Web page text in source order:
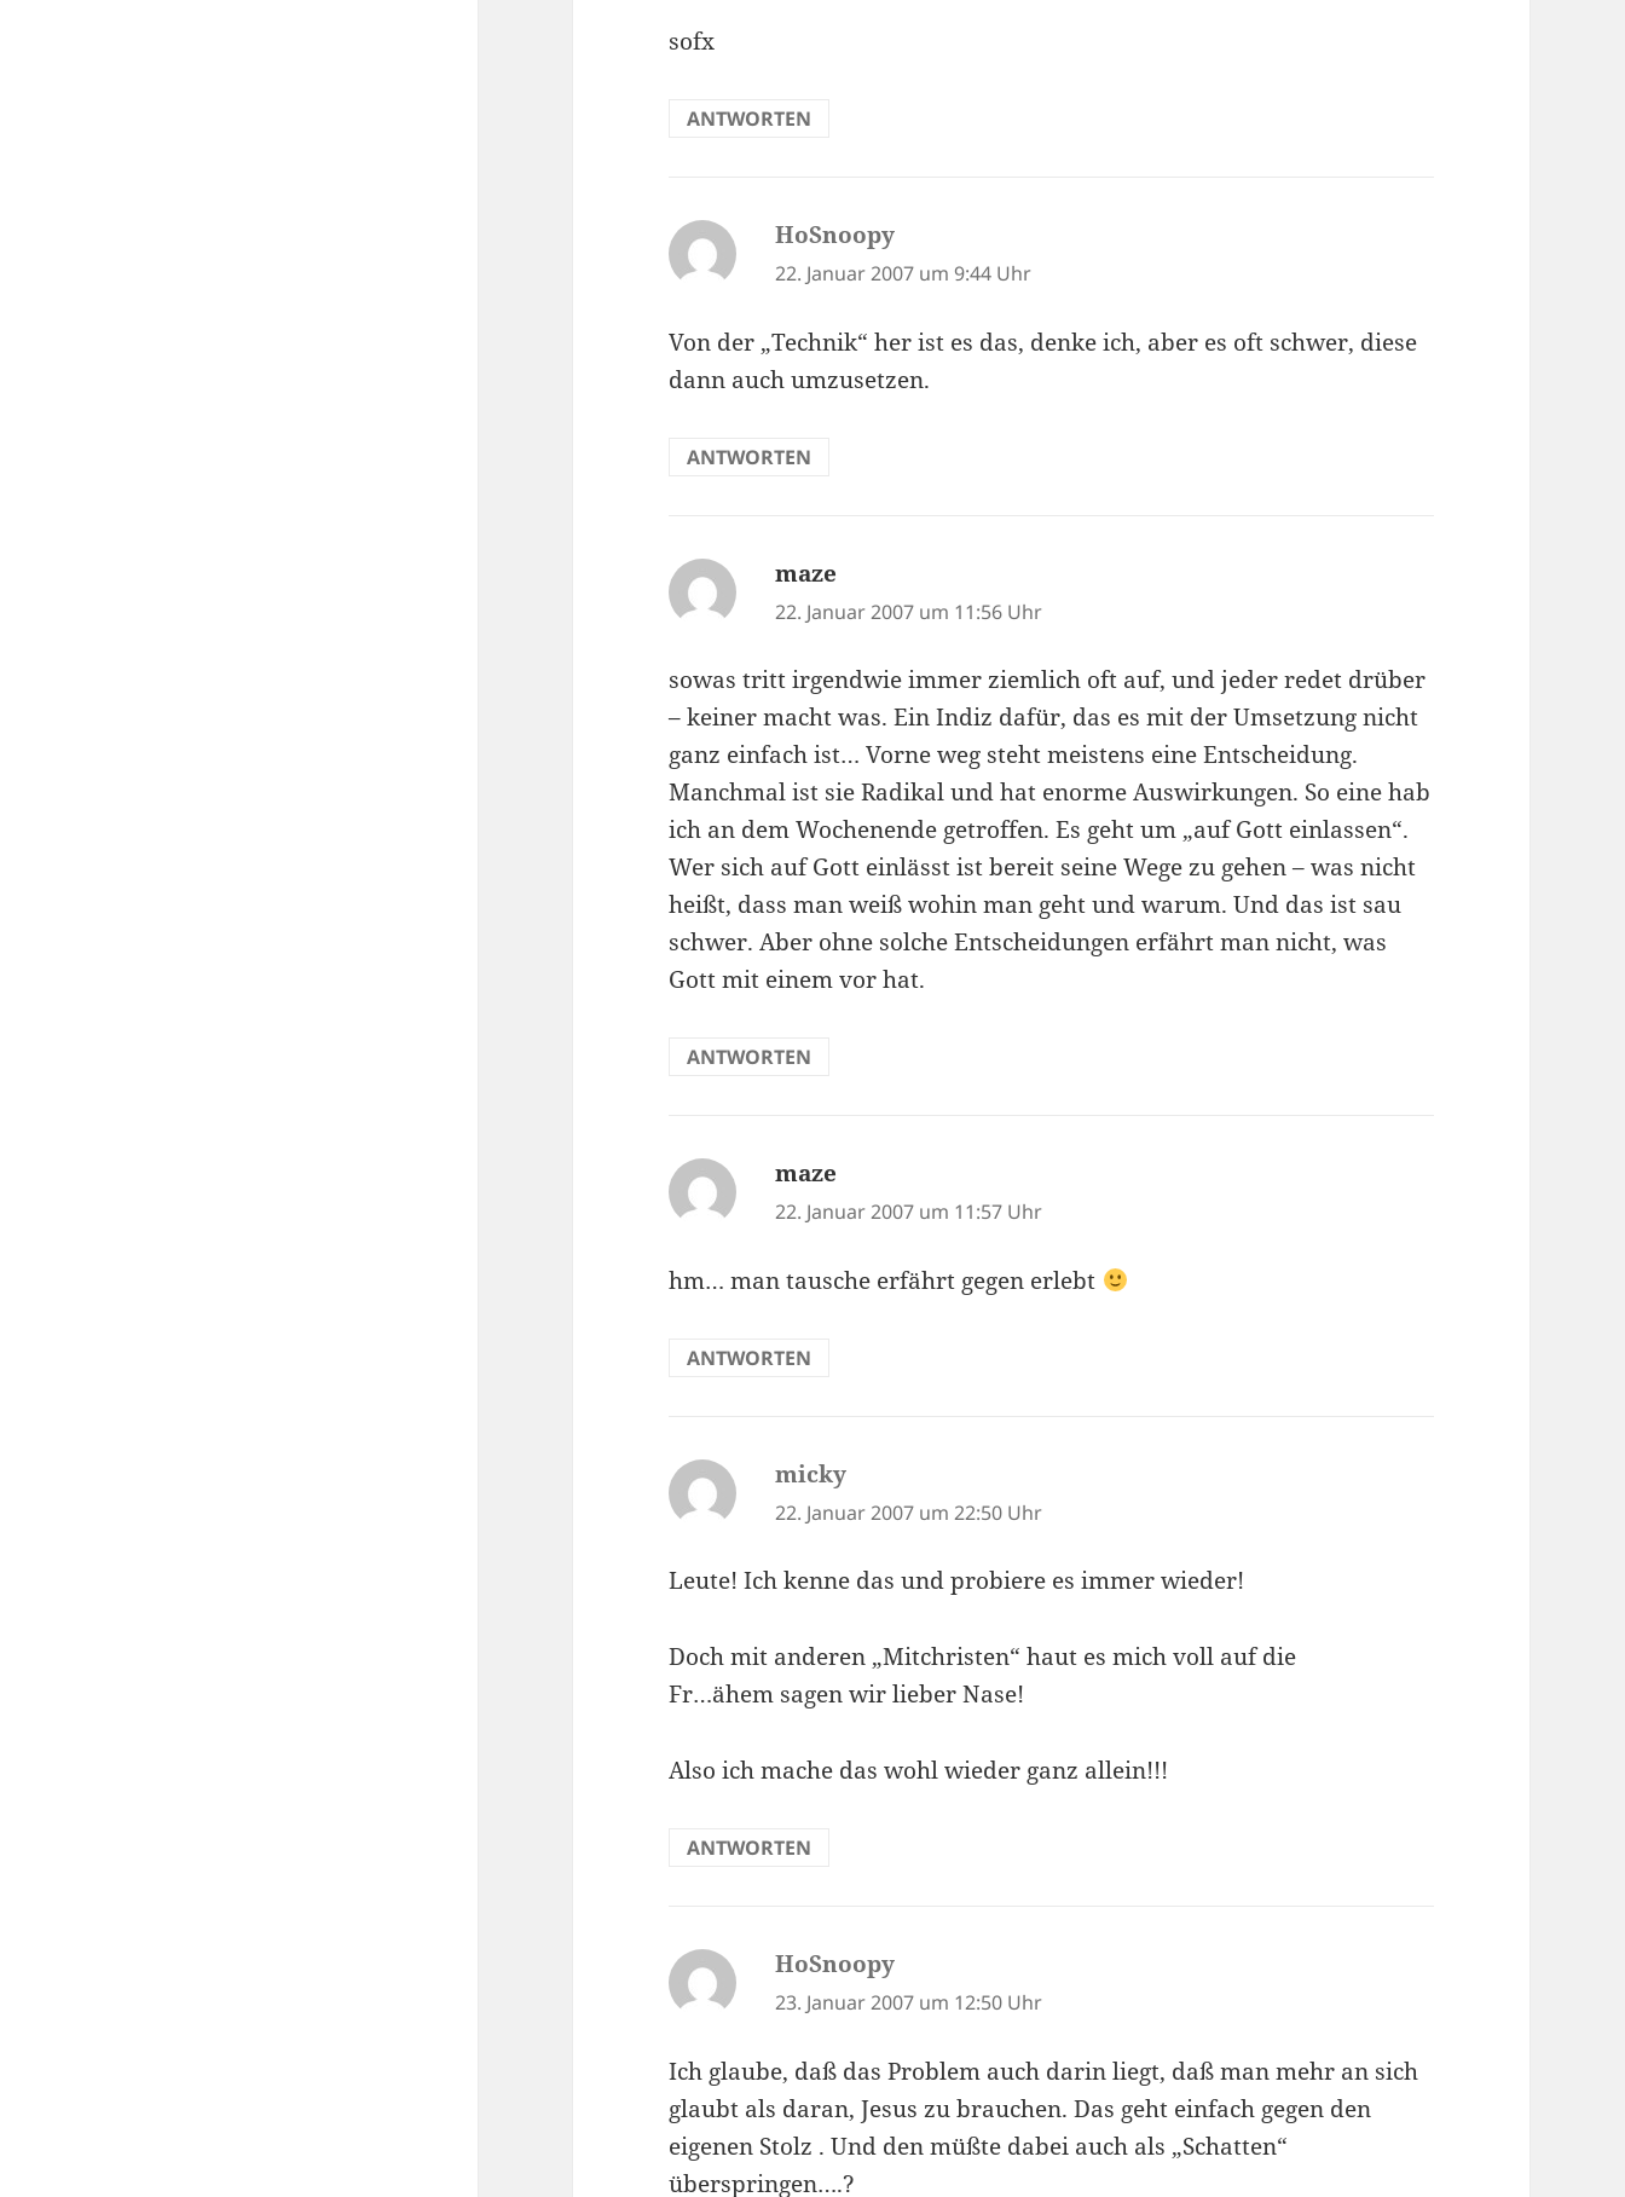
sofx
ANTWORTEN
HoSnoopy
22. Januar 2007 um 9:44 Uhr
Von der „Technik“ her ist es das, denke ich, aber es oft schwer, diese
dann auch umzusetzen.
ANTWORTEN
maze
22. Januar 2007 um 11:56 Uhr
sowas tritt irgendwie immer ziemlich oft auf, und jeder redet drüber
– keiner macht was. Ein Indiz dafür, das es mit der Umsetzung nicht
ganz einfach ist… Vorne weg steht meistens eine Entscheidung.
Manchmal ist sie Radikal und hat enorme Auswirkungen. So eine hab
ich an dem Wochenende getroffen. Es geht um „auf Gott einlassen“.
Wer sich auf Gott einlässt ist bereit seine Wege zu gehen – was nicht
heißt, dass man weiß wohin man geht und warum. Und das ist sau
schwer. Aber ohne solche Entscheidungen erfährt man nicht, was
Gott mit einem vor hat.
ANTWORTEN
maze
22. Januar 2007 um 11:57 Uhr
hm… man tausche erfährt gegen erlebt
ANTWORTEN
micky
22. Januar 2007 um 22:50 Uhr
Leute! Ich kenne das und probiere es immer wieder!
Doch mit anderen „Mitchristen“ haut es mich voll auf die
Fr…ähem sagen wir lieber Nase!
Also ich mache das wohl wieder ganz allein!!!
ANTWORTEN
HoSnoopy
23. Januar 2007 um 12:50 Uhr
Ich glaube, daß das Problem auch darin liegt, daß man mehr an sich
glaubt als daran, Jesus zu brauchen. Das geht einfach gegen den
eigenen Stolz . Und den müßte dabei auch als „Schatten“
überspringen….?